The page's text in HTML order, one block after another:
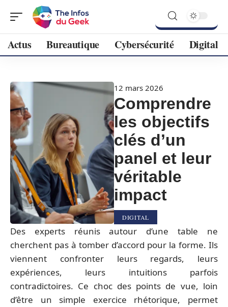
Actus Bureautique Cybersécurité Digital
12 mars 2026
Comprendre
les objectifs
clés d’un
panel et leur
véritable
impact
DIGITAL
Des experts réunis autour d’une table ne
cherchent pas à tomber d’accord pour la forme. Ils
viennent confronter leurs regards, leurs
expériences, leurs intuitions parfois
contradictoires. Ce choc des points de vue, loin
d’être un simple exercice rhétorique, permet